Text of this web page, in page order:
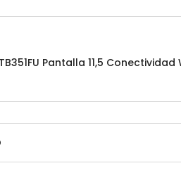
Pantalla 11,5